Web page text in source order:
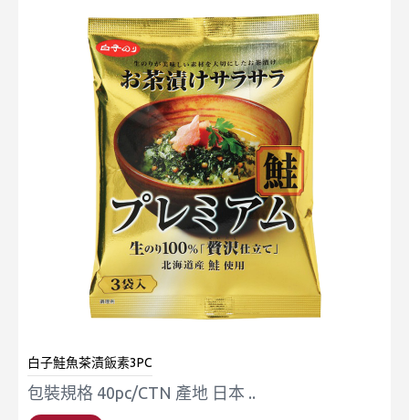
白子鮭魚茶漬飯素3PC
包裝規格 40pc/CTN 產地 日本 ..